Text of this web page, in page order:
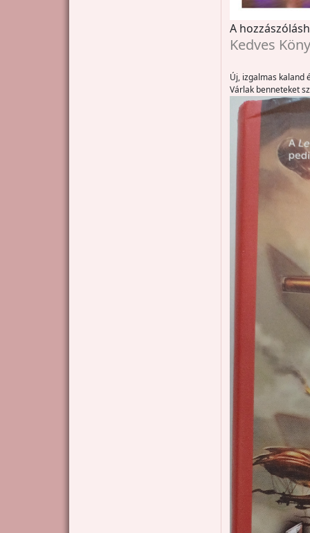
A
Kedves
Új, izgalmas kaland
Várlak benneteket